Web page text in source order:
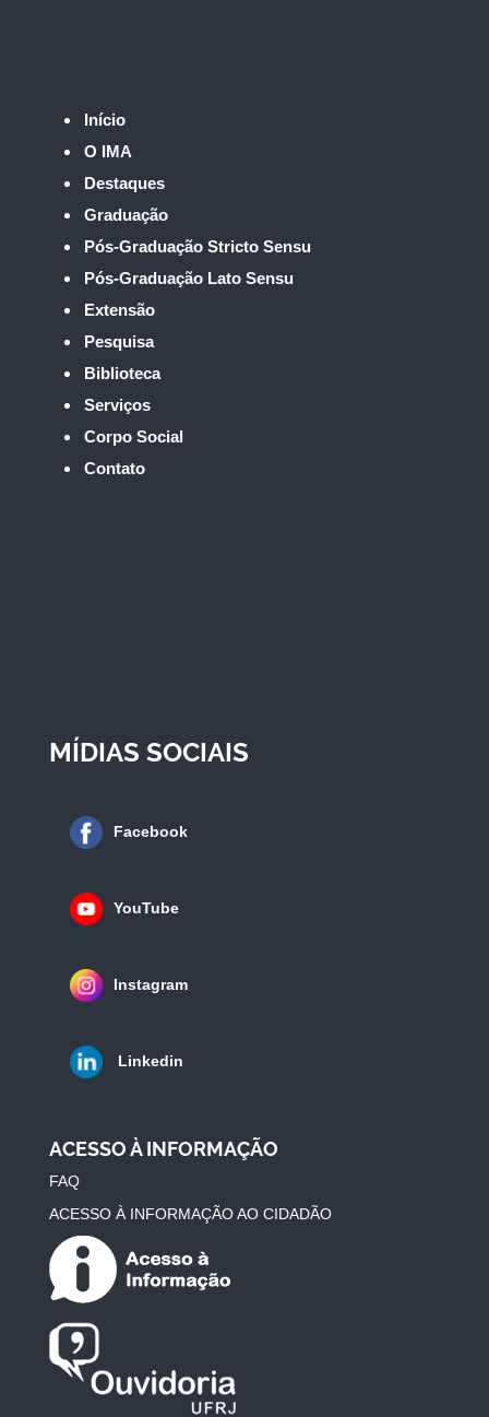
Início
O IMA
Destaques
Graduação
Pós-Graduação Stricto Sensu
Pós-Graduação Lato Sensu
Extensão
Pesquisa
Biblioteca
Serviços
Corpo Social
Contato
MÍDIAS SOCIAIS
Facebook
YouTube
Instagram
Linkedin
ACESSO À INFORMAÇÃO
FAQ
ACESSO À INFORMAÇÃO AO CIDADÃO